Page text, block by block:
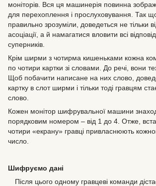
моніторів. Вся ця машинерія повинна
для перехоплення і прослуховування. Так
правильно зрозуміли, доведеться не тільки
асоціації, а й намагатися вловити всі
суперників.
Крім ширми з чотирма кишеньками кожна
по чотири картки зі словами. До речі, вони
Щоб побачити написане на них слово,
картку в слот ширми і тільки тоді гравцям
слово.
Кожен монітор шифрувальної машини
порядковим номером – від 1 до 4. Отже,
чотири «екрану» гравці привласнюють
число.
Шифруємо дані
Після цього одному гравцеві команди